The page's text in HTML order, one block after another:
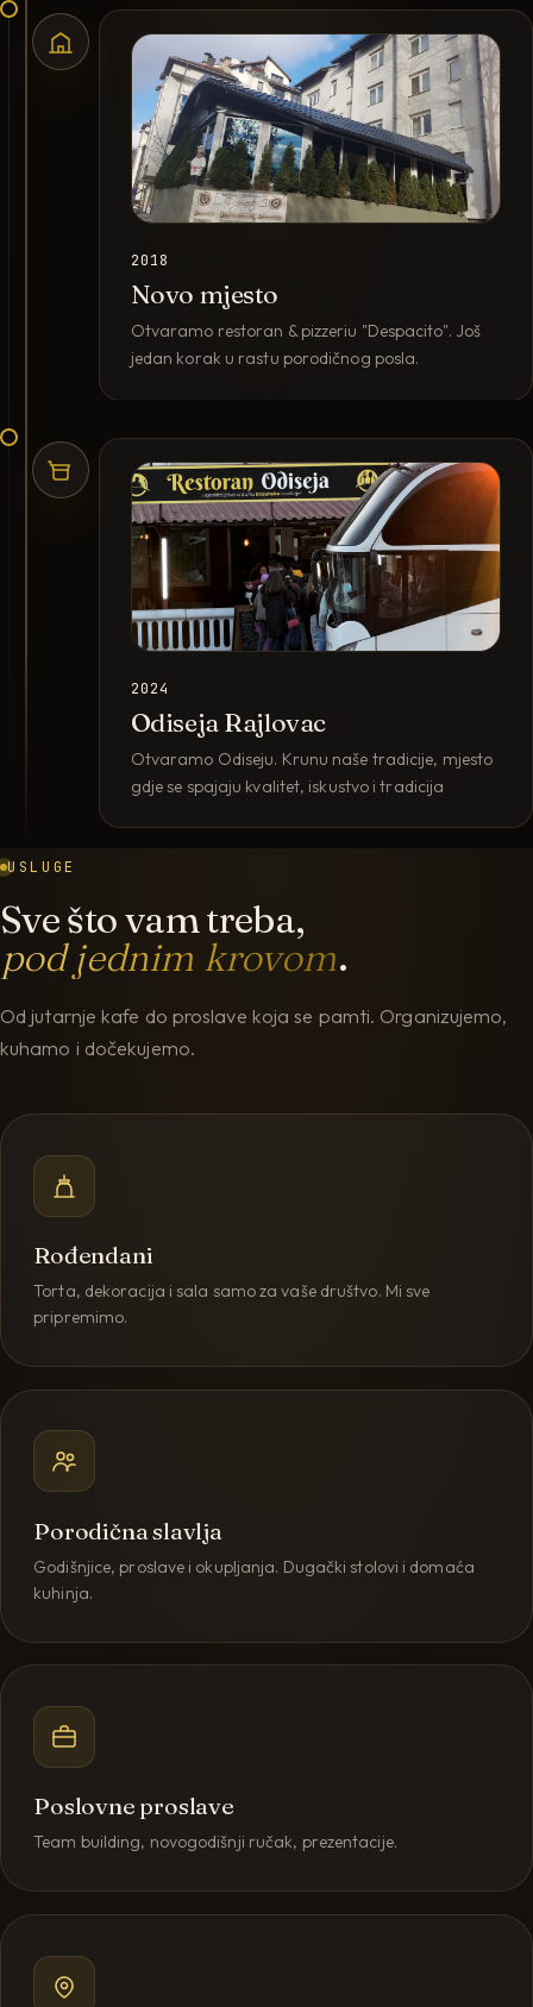
2018
Novo mjesto
Otvaramo restoran & pizzeriu "Despacito". Još
jedan korak u rastu porodičnog posla.
2024
Odiseja Rajlovac
Otvaramo Odiseju. Krunu naše tradicije, mjesto
gdje se spajaju kvalitet, iskustvo i tradicija
USLUGE
Sve što vam treba,
pod jednim krovom.
Od jutarnje kafe do proslave koja se pamti. Organizujemo,
kuhamo i dočekujemo.
Rođendani
Torta, dekoracija i sala samo za vaše društvo. Mi sve
pripremimo.
Porodična slavlja
Godišnjice, proslave i okupljanja. Dugački stolovi i domaća
kuhinja.
Poslovne proslave
Team building, novogodišnji ručak, prezentacije.